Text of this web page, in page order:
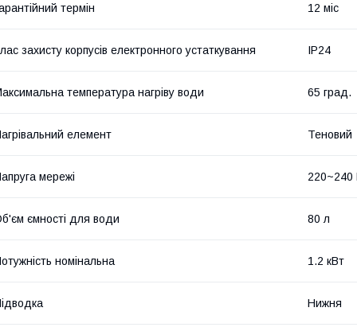
термін 12 міс
захисту корпусів електронного устаткування IP24
температура нагріву води 65 град.
елемент Теновий
мережі 220~240
ємності для води 80 л
номінальна 1.2 кВт
Нижня